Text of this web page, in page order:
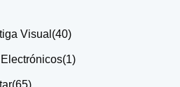
Visual (40)
(1)